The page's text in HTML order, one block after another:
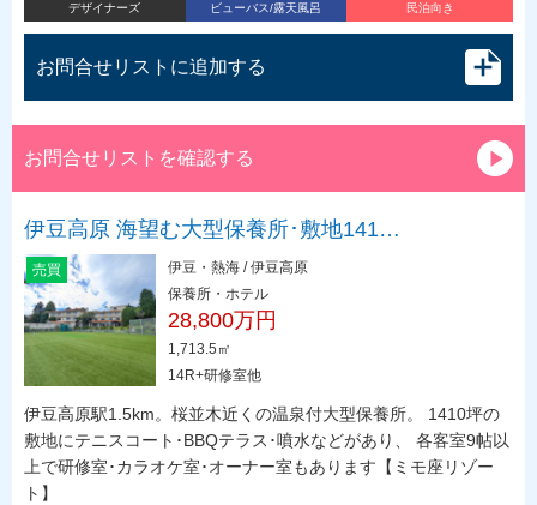
デザイナーズ
ビューバス/露天風呂 民泊向き
お問合せリストに追加する
お問合せリストを確認する
伊豆高原 海望む大型保養所･敷地141…
売買
伊豆・熱海 / 伊豆高原
保養所・ホテル
28,800万円
1,713.5㎡
14R+研修室他
伊豆高原駅1.5km。桜並木近くの温泉付大型保養所。 1410坪の
敷地にテニスコート･BBQテラス･噴水などがあり、 各客室9帖以
上で研修室･カラオケ室･オーナー室もあります【ミモ座リゾー
ト】